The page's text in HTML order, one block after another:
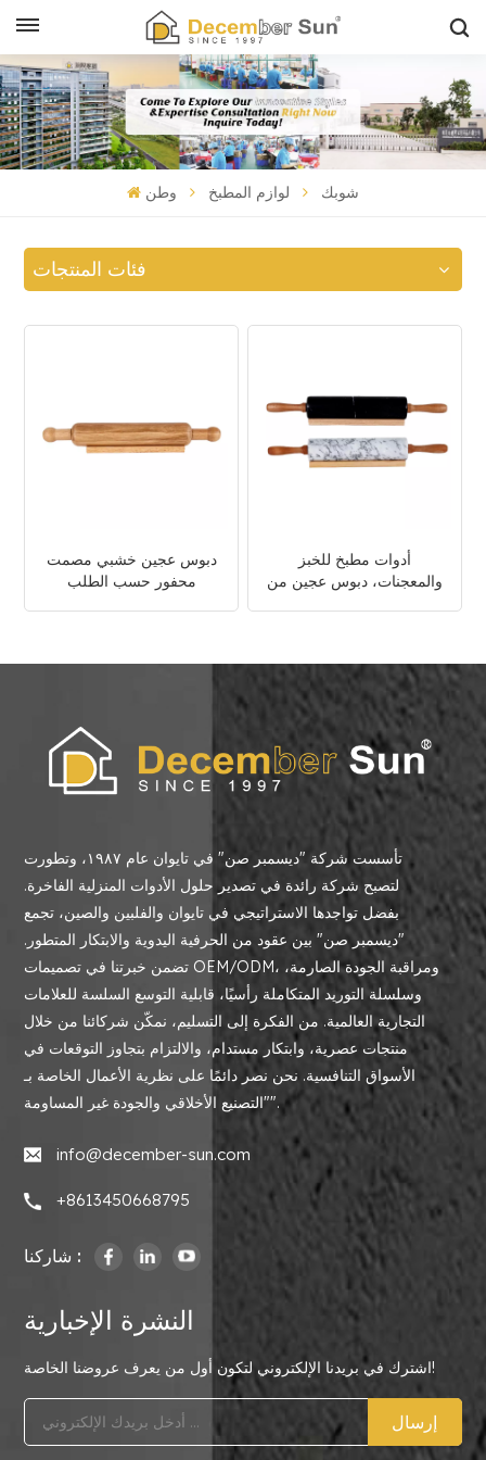
وطن لوازم المطبخ شوبك
فئات المنتجات
دبوس عجين خشبي مصمت
محفور حسب الطلب
أدوات مطبخ للخبز
والمعجنات، دبوس عجين من
تأسست شركة "ديسمبر صن" في تايوان عام ١٩٨٧، وتطورت
لتصبح شركة رائدة في تصدير حلول الأدوات المنزلية الفاخرة.
بفضل تواجدها الاستراتيجي في تايوان والفلبين والصين، تجمع
"ديسمبر صن" بين عقود من الحرفية اليدوية والابتكار المتطور.
تضمن خبرتنا في تصميمات OEM/ODM، ومراقبة الجودة الصارمة،
وسلسلة التوريد المتكاملة رأسيًا، قابلية التوسع السلسة للعلامات
التجارية العالمية. من الفكرة إلى التسليم، نمكّن شركائنا من خلال
منتجات عصرية، وابتكار مستدام، والالتزام بتجاوز التوقعات في
الأسواق التنافسية. نحن نصر دائمًا على نظرية الأعمال الخاصة بـ
"التصنيع الأخلاقي والجودة غير المساومة".
info@december-sun.com
+8613450668795
شاركنا :
النشرة الإخبارية
اشترك في بريدنا الإلكتروني لتكون أول من يعرف عروضنا الخاصة!
إرسال